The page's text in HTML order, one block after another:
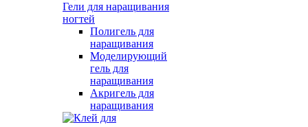
Гели для наращивания
ногтей
Полигель для
наращивания
Моделирующий
гель для
наращивания
Акригель для
наращивания